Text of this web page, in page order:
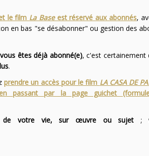
le film La Baseest réservé aux abonnés,
en bas "se désabonner" ou gestion des
êtes déjà abonné(e), c'est certainement
.
prendre un accès pour le film LA CASA DE
passant par la page guichet
de votre vie, sur œuvre ou sujet ;